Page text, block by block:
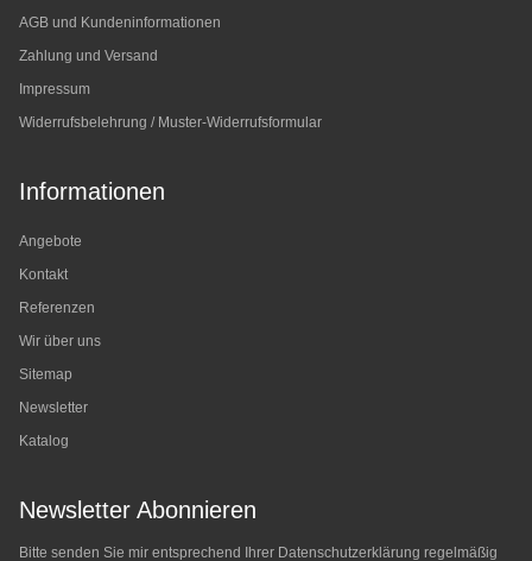
AGB und Kundeninformationen
Zahlung und Versand
Impressum
Widerrufsbelehrung / Muster-Widerrufsformular
Informationen
Angebote
Kontakt
Referenzen
Wir über uns
Sitemap
Newsletter
Katalog
Newsletter Abonnieren
Bitte senden Sie mir entsprechend Ihrer Datenschutzerklärung regelmäßig